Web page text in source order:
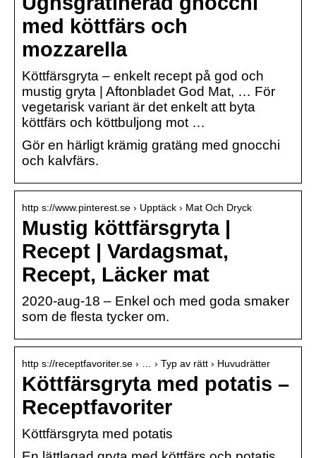
med köttfärs och
mozzarella
Köttfärsgryta – enkelt recept på god och
mustig gryta | Aftonbladet God Mat, … För
vegetarisk variant är det enkelt att byta
köttfärs och köttbuljong mot …
Gör en härligt krämig gratäng med gnocchi
och kalvfärs.
http s://www.pinterest.se › Upptäck › Mat Och Dryck
Mustig köttfärsgryta |
Recept | Vardagsmat,
Recept, Läcker mat
2020-aug-18 – Enkel och med goda smaker
som de flesta tycker om.
http s://receptfavoriter.se › … › Typ av rätt › Huvudrätter
Köttfärsgryta med potatis –
Receptfavoriter
Köttfärsgryta med potatis